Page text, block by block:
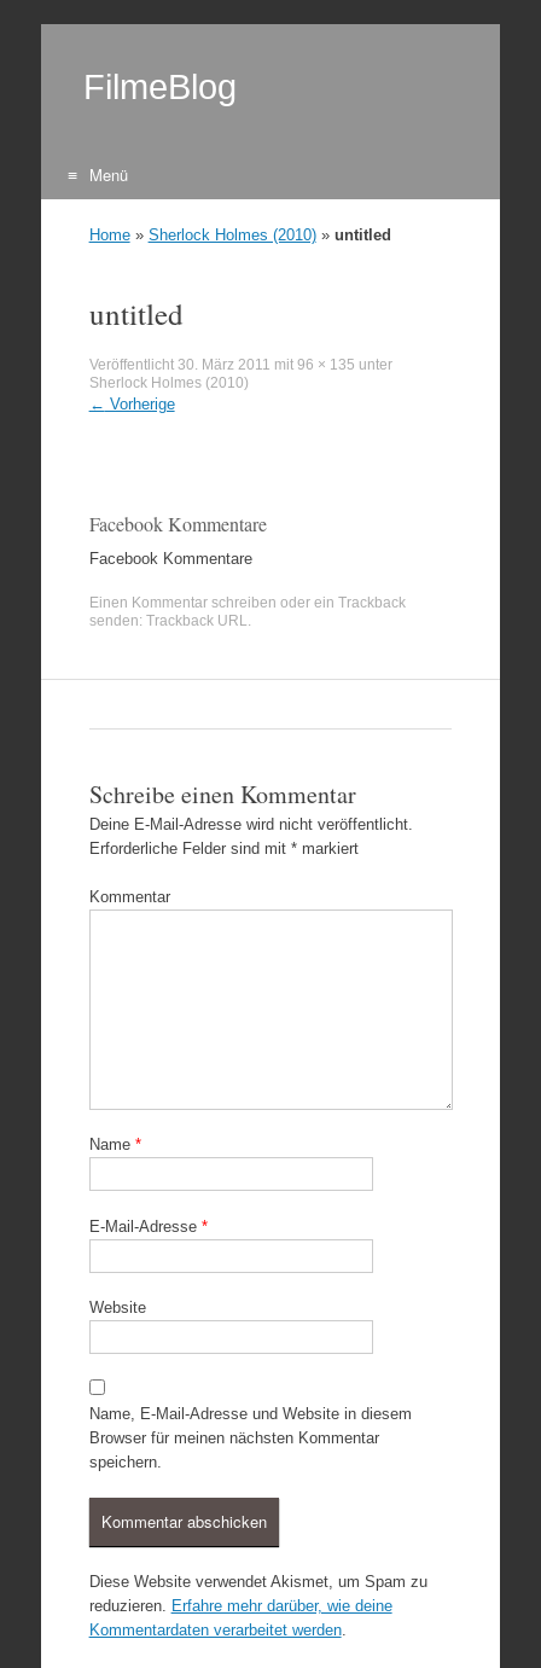
FilmeBlog
Menü
Home» Sherlock Holmes (2010)» untitled
untitled
Veröffentlicht 30. März 2011 mit 96 × 135 unter
Sherlock Holmes (2010)
← Vorherige
Facebook Kommentare
Facebook Kommentare
Einen Kommentar schreiben oder ein Trackback
senden: Trackback URL.
Schreibe einen Kommentar
Deine E-Mail-Adresse wird nicht veröffentlicht.
Erforderliche Felder sind mit *markiert
Kommentar
Name *
E-Mail-Adresse *
Website
Name, E-Mail-Adresse und Website in diesem
Browser für meinen nächsten Kommentar
speichern.
Diese Website verwendet Akismet, um Spam zu
reduzieren. Erfahre mehr darüber, wie deine
Kommentardaten verarbeitet werden.